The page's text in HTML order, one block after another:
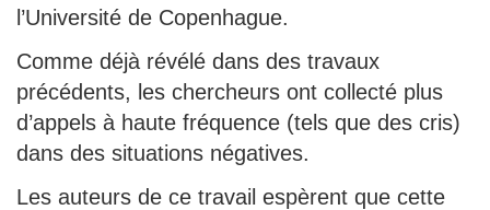
l’Université de Copenhague.
Comme déjà révélé dans des travaux
précédents, les chercheurs ont collecté plus
d’appels à haute fréquence (tels que des cris)
dans des situations négatives.
Les auteurs de ce travail espèrent que cette